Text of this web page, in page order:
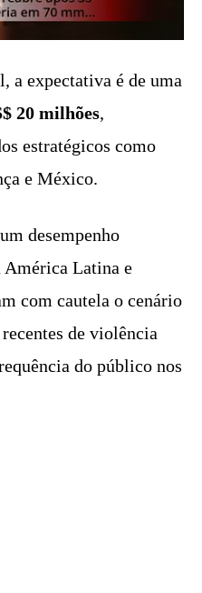
a expectativa é de uma
20 milhões,
estratégicos como
e México.
desempenho
Latina e
com cautela o cenário
de violência
do público nos